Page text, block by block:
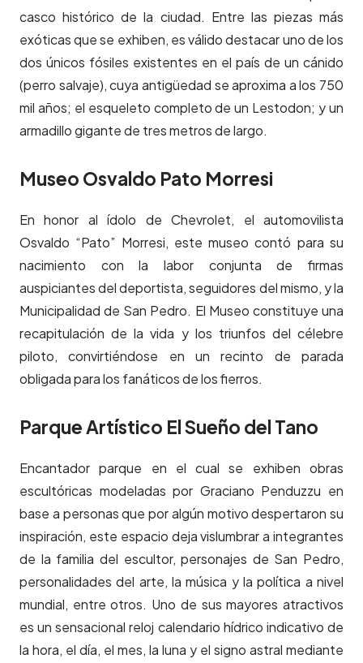
casco histórico de la ciudad. Entre las piezas más
exóticas que se exhiben, es válido destacar uno de los
dos únicos fósiles existentes en el país de un cánido
(perro salvaje), cuya antigüedad se aproxima a los 750
mil años; el esqueleto completo de un Lestodon; y un
armadillo gigante de tres metros de largo.
Museo Osvaldo Pato Morresi
En honor al ídolo de Chevrolet, el automovilista
Osvaldo “Pato” Morresi, este museo contó para su
nacimiento con la labor conjunta de firmas
auspiciantes del deportista, seguidores del mismo, y la
Municipalidad de San Pedro. El Museo constituye una
recapitulación de la vida y los triunfos del célebre
piloto, convirtiéndose en un recinto de parada
obligada para los fanáticos de los fierros.
Parque Artístico El Sueño del Tano
Encantador parque en el cual se exhiben obras
escultóricas modeladas por Graciano Penduzzu en
base a personas que por algún motivo despertaron su
inspiración, este espacio deja vislumbrar a integrantes
de la familia del escultor, personajes de San Pedro,
personalidades del arte, la música y la política a nivel
mundial, entre otros. Uno de sus mayores atractivos
es un sensacional reloj calendario hídrico indicativo de
la hora, el día, el mes, la luna y el signo astral mediante